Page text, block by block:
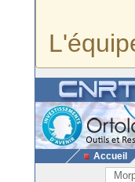
Accueil